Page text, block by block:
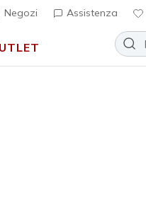
Negozi Assistenza